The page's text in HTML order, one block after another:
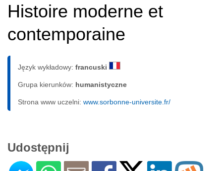
Histoire moderne et
contemporaine
Język wykładowy: francuski
Grupa kierunków: humanistyczne
Strona www uczelni: www.sorbonne-universite.fr/
Udostępnij